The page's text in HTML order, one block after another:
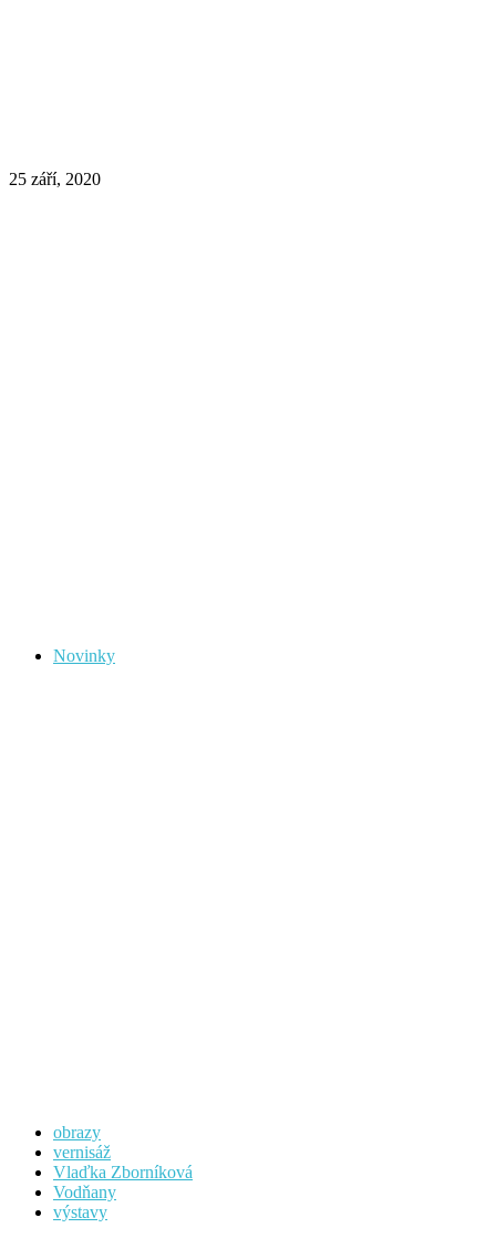
25 září, 2020
Novinky
obrazy
vernisáž
Vlaďka Zborníková
Vodňany
výstavy